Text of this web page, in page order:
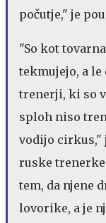
počutje," je
"So kot
tekmujejo, a le
trenerji, ki so
sploh niso
vodijo cirkus,"
ruske trenerke
tem, da njene
lovorike, a je